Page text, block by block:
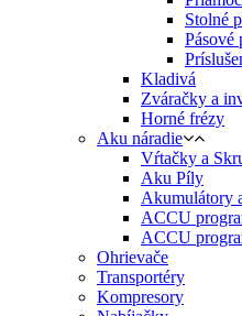
Stolné
Pásové
Kladivá
Zváračky a
Horné frézy
Aku náradie
Vŕtačky a
Aku Píly
Akumulátory
ACCU
ACCU
Ohrievače
Transportéry
Kompresory